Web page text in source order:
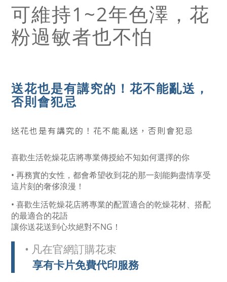
可維持1~2年色澤，花
粉過敏者也不怕
送花也是有講究的！花不能亂送，
否則會犯忌
送花也是有講究的！花不能亂送，否則會犯忌
喜歡生活乾燥花店將專業傳授給不知如何選擇的你
• 再務實的女性，都會希望收到花的那一刻能夠盡情享受
這片刻的奢侈浪漫！
• 喜歡生活乾燥花店將專業的配置適合的乾燥花材、搭配
的最適合的花語
讓你送花送到心坎絕對不NG！
• 凡在官網訂購花束
享有卡片免費代印服務